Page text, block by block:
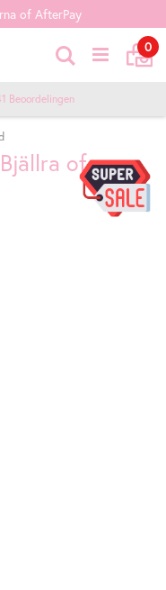
of AfterPay
0
Zoek
Beoordelingen
of